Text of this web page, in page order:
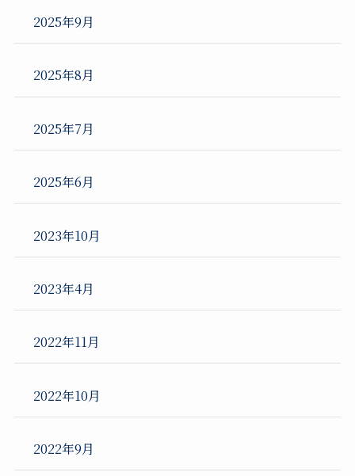
2025年9月
2025年8月
2025年7月
2025年6月
2023年10月
2023年4月
2022年11月
2022年10月
2022年9月